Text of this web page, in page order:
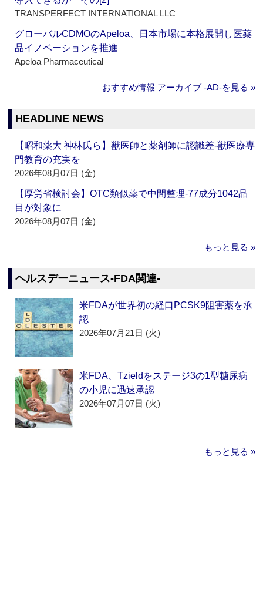
TRANSPERFECT INTERNATIONAL LLC
グローバルCDMOのApeloa、日本市場に本格展開し医薬
品イノベーションを推進
Apeloa Pharmaceutical
おすすめ情報 アーカイブ ‐AD‐を見る »
HEADLINE NEWS
【昭和薬大 神林氏ら】獣医師と薬剤師に認識差‐獣医療専
門教育の充実を
2026年08月07日 (金)
【厚労省検討会】OTC類似薬で中間整理‐77成分1042品
目が対象に
2026年08月07日 (金)
もっと見る »
ヘルスデーニュース‐FDA関連‐
米FDAが世界初の経口PCSK9阻害薬を承
認
2026年07月21日 (火)
米FDA、Tzieldをステージ3の1型糖尿病
の小児に迅速承認
2026年07月07日 (火)
もっと見る »